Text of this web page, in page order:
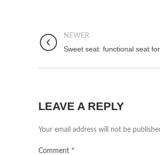
NEWER
Sweet seat: functional seat
LEAVE A REPLY
Your email address will not be
Comment *